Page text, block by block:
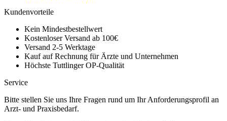
Kundenvorteile
Kein Mindestbestellwert
Kostenloser Versand ab 100€
Versand 2-5 Werktage
Kauf auf Rechnung für Ärzte und Unternehmen
Höchste Tuttlinger OP-Qualität
Service
Bitte stellen Sie uns Ihre Fragen rund um Ihr Anforderungsprofil an
Arzt- und Praxisbedarf.